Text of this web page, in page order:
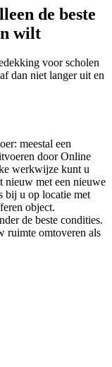
de beste
wilt
voor scholen
dan niet langer uit en
meestal een
door Online
werkwijze kunt u
nieuw met een nieuwe
bij u op locatie met
object.
de beste condities.
ruimte omtoveren als